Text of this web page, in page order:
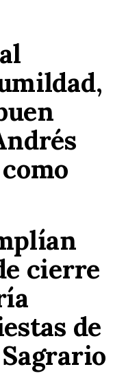
cierre
de